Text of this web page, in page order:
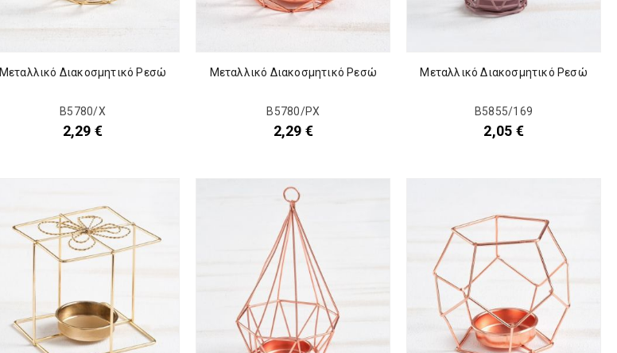
Μεταλλικό Διακοσμητικό Ρεσώ
Β5780/Χ
2,29 €
Μεταλλικό Διακοσμητικό Ρεσώ
Β5780/ΡΧ
2,29 €
Μεταλλικό Διακοσμητικό Ρεσώ
Β5855/169
2,05 €